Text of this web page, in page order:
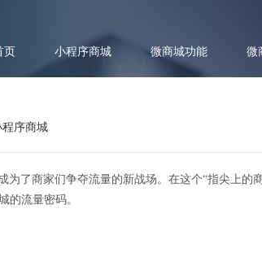
页 小程序商城 微商城功能 微
秘微信小程序商城的
序商城
了商家们争夺流量的新战场。在这个“指尖上的
的流量密码。